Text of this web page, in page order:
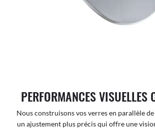
PERFORMANCES VISUELLES
Nous construisons vos verres en parallèle
un ajustement plus précis qui offre une